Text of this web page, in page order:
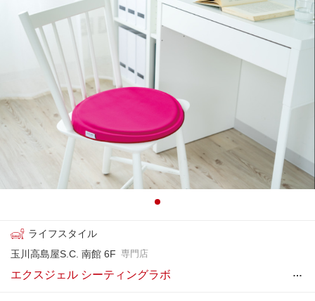
ライフスタイル
玉川高島屋S.C. 南館 6F 専門店
エクスジェル シーティングラボ …